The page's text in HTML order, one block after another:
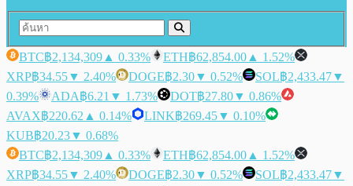
BTC฿2,134,309 ▲ 0.33% ETH฿62,854.00 ▲ 1.52%
XRP฿34.55▼ 2.40% DOGE฿2.30▼ 0.52% SOL฿2,433.47▼
0.39%
ADA฿6.21 ▼ 1.73% DOT฿27.80▼ 0.86%
AVAX฿220.62 ▲ 0.14% LINK฿269.45▼ 0.10%
KUB฿20.23▼ 0.68%
BTC฿2,134,309 ▲ 0.33% ETH฿62,854.00 ▲ 1.52%
XRP฿34.55▼ 2.40% DOGE฿2.30▼ 0.52% SOL฿2,433.47▼